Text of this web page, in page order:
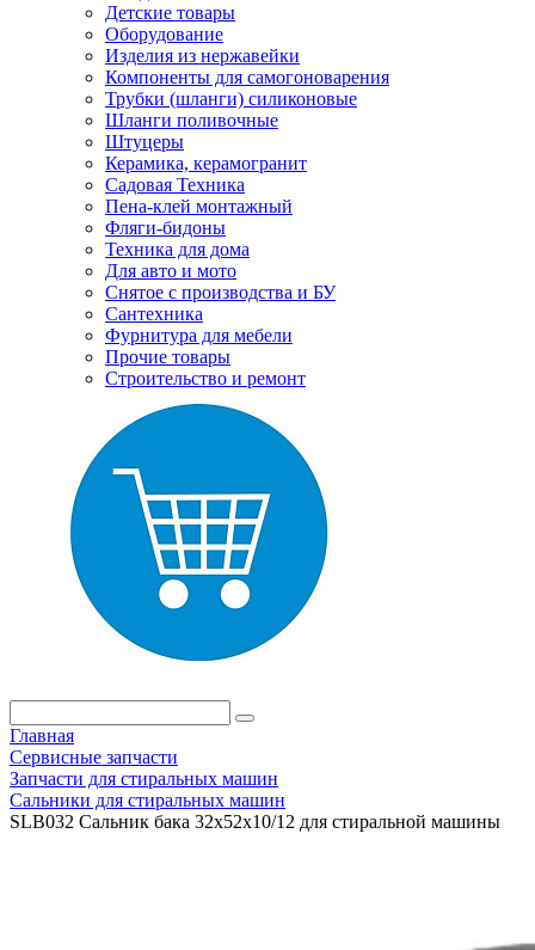
Детские товары
Оборудование
Изделия из нержавейки
Компоненты для самогоноварения
Трубки (шланги) силиконовые
Шланги поливочные
Штуцеры
Керамика, керамогранит
Садовая Техника
Пена-клей монтажный
Фляги-бидоны
Техника для дома
Для авто и мото
Снятое с производства и БУ
Сантехника
Фурнитура для мебели
Прочие товары
Строительство и ремонт
Главная
Сервисные запчасти
Запчасти для стиральных машин
Сальники для стиральных машин
SLB032 Сальник бака 32x52x10/12 для стиральной машины